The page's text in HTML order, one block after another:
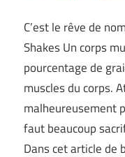
C’est le rêve de
Shakes Un corps
pourcentage de
muscles du corps.
malheureusement
faut beaucoup
Dans cet article de